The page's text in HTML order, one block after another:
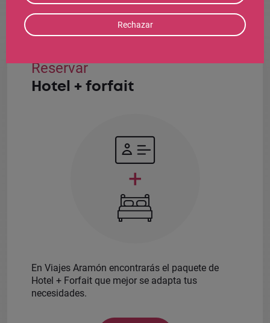
Reservar
Hotel + forfait
+
En Viajes Aramón encontrarás el paquete de
Hotel + Forfait que mejor se adapta tus
necesidades.